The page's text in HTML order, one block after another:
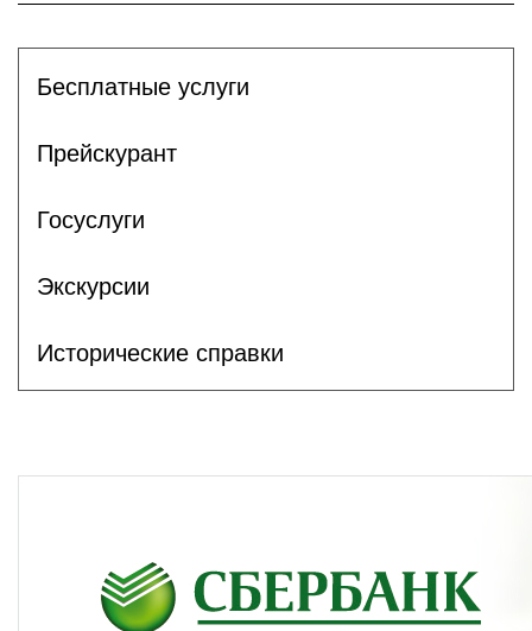
Бесплатные услуги
Прейскурант
Госуслуги
Экскурсии
Исторические справки